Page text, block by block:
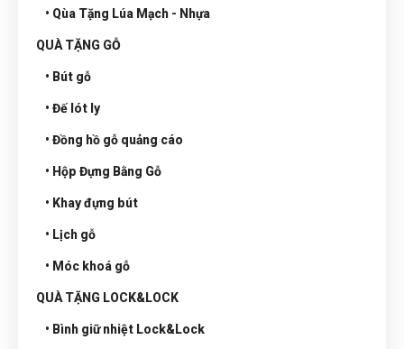
• Qùa Tặng Lúa Mạch - Nhựa
QUÀ TẶNG GỖ
• Bút gỗ
• Đế lót ly
• Đồng hồ gỗ quảng cáo
• Hộp Đựng Bằng Gỗ
• Khay đựng bút
• Lịch gỗ
• Móc khoá gỗ
QUÀ TẶNG LOCK&LOCK
• Bình giữ nhiệt Lock&Lock